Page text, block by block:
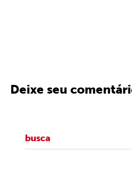
Deixe seu